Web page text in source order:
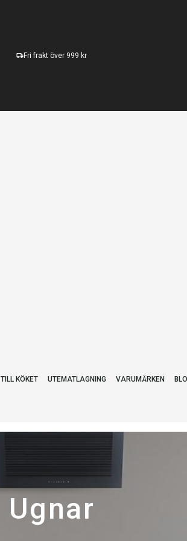
Fri frakt över 999 kr
TILL KÖKET UTEMATLAGNING VARUMÄRKEN
Ugnar